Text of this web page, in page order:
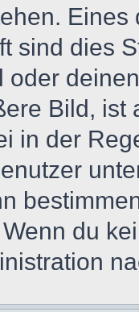
sind dies
oder
Bild, ist
in der
du